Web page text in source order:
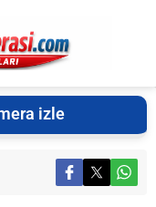
izle